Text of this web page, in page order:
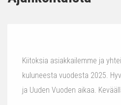
Kiitoksia asiakkailemme ja
kuluneesta vuodesta 2025.
ja Uuden Vuoden aikaa.